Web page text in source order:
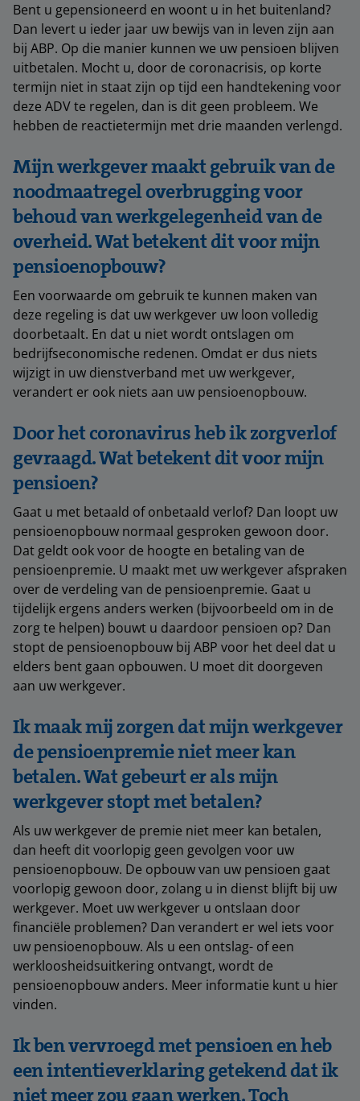
Bent u gepensioneerd en woont u in het buitenland?
Dan levert u ieder jaar uw bewijs van in leven zijn aan
bij ABP. Op die manier kunnen we uw pensioen blijven
uitbetalen. Mocht u, door de coronacrisis, op korte
termijn niet in staat zijn op tijd een handtekening voor
deze ADV te regelen, dan is dit geen probleem. We
hebben de reactietermijn met drie maanden verlengd.
Mijn werkgever maakt gebruik van de
noodmaatregel overbrugging voor
behoud van werkgelegenheid van de
overheid. Wat betekent dit voor mijn
pensioenopbouw?
Een voorwaarde om gebruik te kunnen maken van
deze regeling is dat uw werkgever uw loon volledig
doorbetaalt. En dat u niet wordt ontslagen om
bedrijfseconomische redenen. Omdat er dus niets
wijzigt in uw dienstverband met uw werkgever,
verandert er ook niets aan uw pensioenopbouw.
Door het coronavirus heb ik zorgverlof
gevraagd. Wat betekent dit voor mijn
pensioen?
Gaat u met betaald of onbetaald verlof? Dan loopt uw
pensioenopbouw normaal gesproken gewoon door.
Dat geldt ook voor de hoogte en betaling van de
pensioenpremie. U maakt met uw werkgever afspraken
over de verdeling van de pensioenpremie. Gaat u
tijdelijk ergens anders werken (bijvoorbeeld om in de
zorg te helpen) bouwt u daardoor pensioen op? Dan
stopt de pensioenopbouw bij ABP voor het deel dat u
elders bent gaan opbouwen. U moet dit doorgeven
aan uw werkgever.
Ik maak mij zorgen dat mijn werkgever
de pensioenpremie niet meer kan
betalen. Wat gebeurt er als mijn
werkgever stopt met betalen?
Als uw werkgever de premie niet meer kan betalen,
dan heeft dit voorlopig geen gevolgen voor uw
pensioenopbouw. De opbouw van uw pensioen gaat
voorlopig gewoon door, zolang u in dienst blijft bij uw
werkgever. Moet uw werkgever u ontslaan door
financiële problemen? Dan verandert er wel iets voor
uw pensioenopbouw. Als u een ontslag- of een
werkloosheidsuitkering ontvangt, wordt de
pensioenopbouw anders. Meer informatie kunt u hier
vinden.
Ik ben vervroegd met pensioen en heb
een intentieverklaring getekend dat ik
niet meer zou gaan werken. Toch